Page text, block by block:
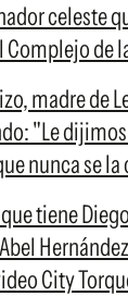
celeste
de
madre de
"Le
nunca se la
tiene
City